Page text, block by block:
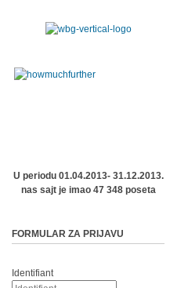
U periodu 01.04.2013- 31.12.2013.
nas sajt je imao 47 348 poseta
FORMULAR ZA PRIJAVU
Identifiant